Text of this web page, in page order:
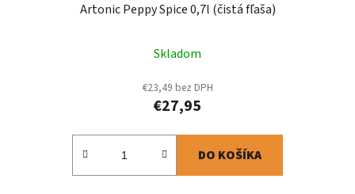
Artonic Peppy Spice 0,7l (čistá fľaša)
Skladom
€23,49 bez DPH
€27,95
DO KOŠÍKA